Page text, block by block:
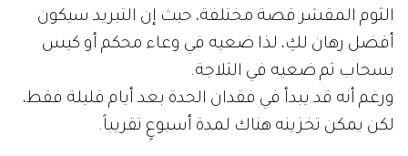
الثوم المقشر قصة مختلفة، حيث إن التبريد سيكون
أفضل رهان لكِ، لذا ضعيه في وعاء محكم أو كيس
بسحاب ثم ضعيه في الثلاجة.
ورغم أنه قد يبدأ في فقدان الحدة بعد أيام قليلة فقط،
لكن يمكن تخزينه هناك لمدة أسبوعٍ تقريباً.